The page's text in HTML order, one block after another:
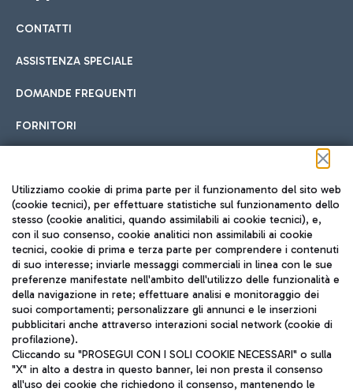
Cucina Internazionale
Fast Food
Hotel in aeroporto
Scegli l'alloggio più adatto e approfitta della vicinanza
all'aeroporto.
Car sharing
Con il Car Sharing è ancora più facile spostarsi
Treno
Raggiungi velocemente l'aeroporto di Fiumicino da Roma
tramite i servizi ferroviari Trenitalia.
CONTATTI
ASSISTENZA SPECIALE
DOMANDE FREQUENTI
FORNITORI
Seguici sui social
TRAVEL JOURNAL
ITA
Utilizziamo cookie di prima parte per il funzionamento del sito web
(cookie tecnici), per effettuare statistiche sul funzionamento dello
stesso (cookie analitici, quando assimilabili ai cookie tecnici), e,
con il suo consenso, cookie analitici non assimilabili ai cookie
tecnici, cookie di prima e terza parte per comprendere i contenuti
di suo interesse; inviarle messaggi commerciali in linea con le sue
preferenze manifestate nell'ambito dell'utilizzo delle funzionalità e
della navigazione in rete; effettuare analisi e monitoraggio dei
suoi comportamenti; personalizzare gli annunci e le inserzioni
pubblicitari anche attraverso interazioni social network (cookie di
profilazione).
Cliccando su "PROSEGUI CON I SOLI COOKIE NECESSARI" o sulla
"X" in alto a destra in questo banner, lei non presta il consenso
all'uso dei cookie che richiedono il consenso, mantenendo le